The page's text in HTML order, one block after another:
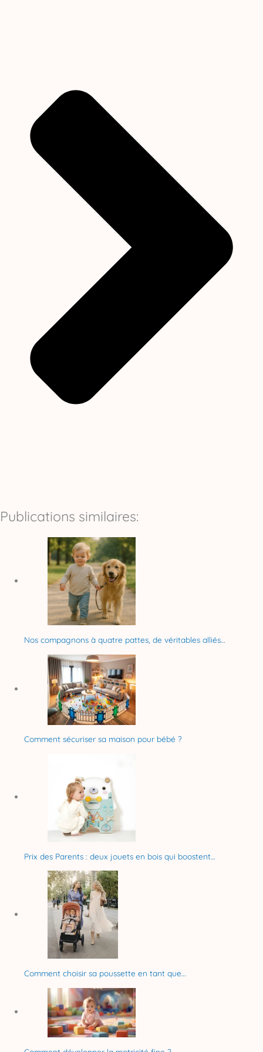
Publications similaires:
Nos compagnons à quatre pattes, de véritables alliés…
Comment sécuriser sa maison pour bébé ?
Prix des Parents : deux jouets en bois qui boostent…
Comment choisir sa poussette en tant que…